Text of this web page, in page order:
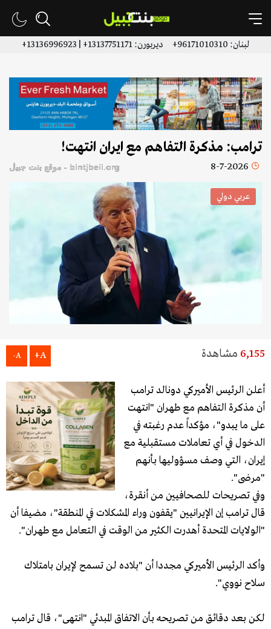
لبنان: 96171010310+ ديربورن: 13137751171+ | 13136996923+
ترامب: مذكرة التفاهم مع ايران انتهت!
8-7-2026 bintjbeil.org - موقع بنت جبيل
عربي دولي
6,155 مشاهدة A+
A-
أعلن الرئيس الأميركي دونالد ترامب
أن مذكرة التفاهم مع طهران "انتهت
على ما يبدو"، مؤكداً عدم رغبته في
الدخول في أي تعاملات مستقبلية مع
إيران، التي وصف مسؤوليها بأنهم
"مرضى".
وفي تصريحات للصحافيين من أنقرة،
قال ترامب إن الإيرانيين "يقفون وراء المشكلات في المنطقة"، مضيفا أن
"الولايات المتحدة أهدرت الكثير من الوقت في التعامل مع طهران".
وأكد الرئيس الأميركي مجددا أن "بلاده لن تسمح لإيران بامتلاك
سلاح نووي".
لكن بعد دقائق من تصريحه بأن الاتفاق المبدئي "انتهى"، قال ترامب